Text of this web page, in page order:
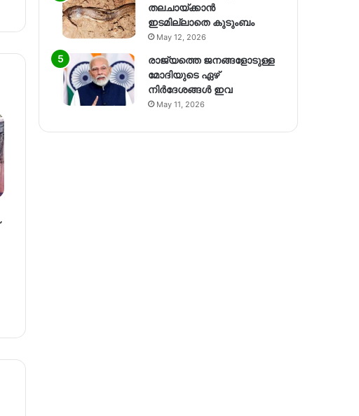
തലചായ്ക്കാൻ
ഇടമില്ലാതെ കുടുംബം
May 12, 2026
രാജ്യത്തെ ജനങ്ങളോടുള്ള
മോദിയുടെ ഏഴ്
നിര്‍ദേശങ്ങള്‍ ഇവ
May 11, 2026